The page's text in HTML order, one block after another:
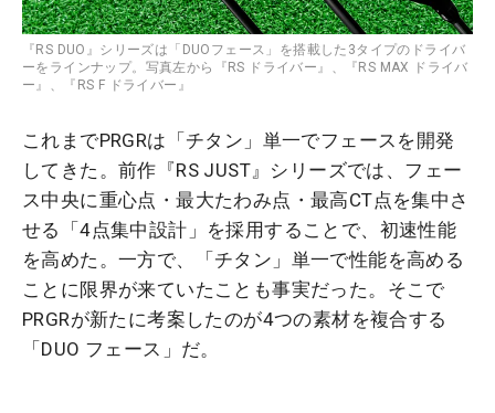
『RS DUO』シリーズは「DUOフェース」を搭載した3タイプのドライバ
ーをラインナップ。写真左から『RS ドライバー』、『RS MAX ドライバ
ー』、『RS F ドライバー』
これまでPRGRは「チタン」単一でフェースを開発
してきた。前作『RS JUST』シリーズでは、フェー
ス中央に重心点・最大たわみ点・最高CT点を集中さ
せる「4点集中設計」を採用することで、初速性能
を高めた。一方で、「チタン」単一で性能を高める
ことに限界が来ていたことも事実だった。そこで
PRGRが新たに考案したのが4つの素材を複合する
「DUO フェース」だ。